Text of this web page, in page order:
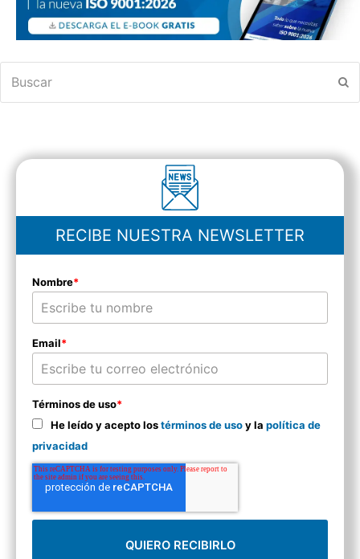
RECIBE NUESTRA NEWSLETTER
Nombre*
Email*
Términos de uso*
He leído y acepto lostérminos de usoy la política de
privacidad